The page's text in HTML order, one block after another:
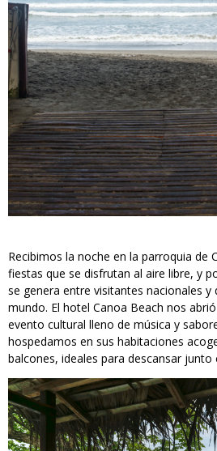
Recibimos la noche en la parroquia de
fiestas que se disfrutan al aire libre, y
se genera entre visitantes nacionales y
mundo. El hotel Canoa Beach nos
evento cultural lleno de música y
hospedamos en sus habitaciones
balcones, ideales para descansar junto